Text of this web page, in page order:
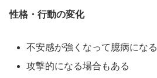
性格・行動の変化
不安感が強くなって臆病になる
攻撃的になる場合もある